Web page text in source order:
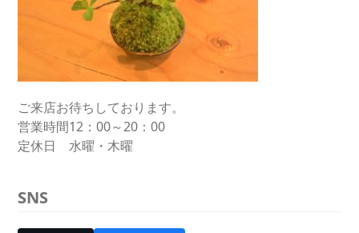
ご来店お待ちしております。
営業時間12：00～20：00
定休日 水曜・木曜
SNS